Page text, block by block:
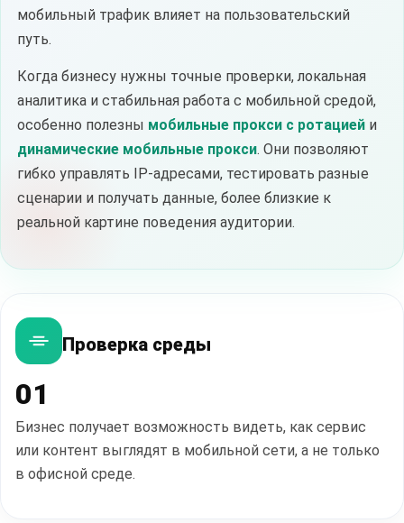
мобильный трафик влияет на пользовательский
путь.
Когда бизнесу нужны точные проверки, локальная
аналитика и стабильная работа с мобильной средой,
особенно полезны мобильные прокси с ротацией и
динамические мобильные прокси. Они позволяют
гибко управлять IP-адресами, тестировать разные
сценарии и получать данные, более близкие к
реальной картине поведения аудитории.
Проверка среды
01
Бизнес получает возможность видеть, как сервис
или контент выглядят в мобильной сети, а не только
в офисной среде.